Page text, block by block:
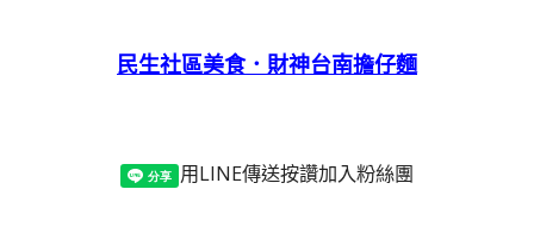
民生社區美食．財神台南擔仔麵
用LINE傳送按讚加入粉絲團